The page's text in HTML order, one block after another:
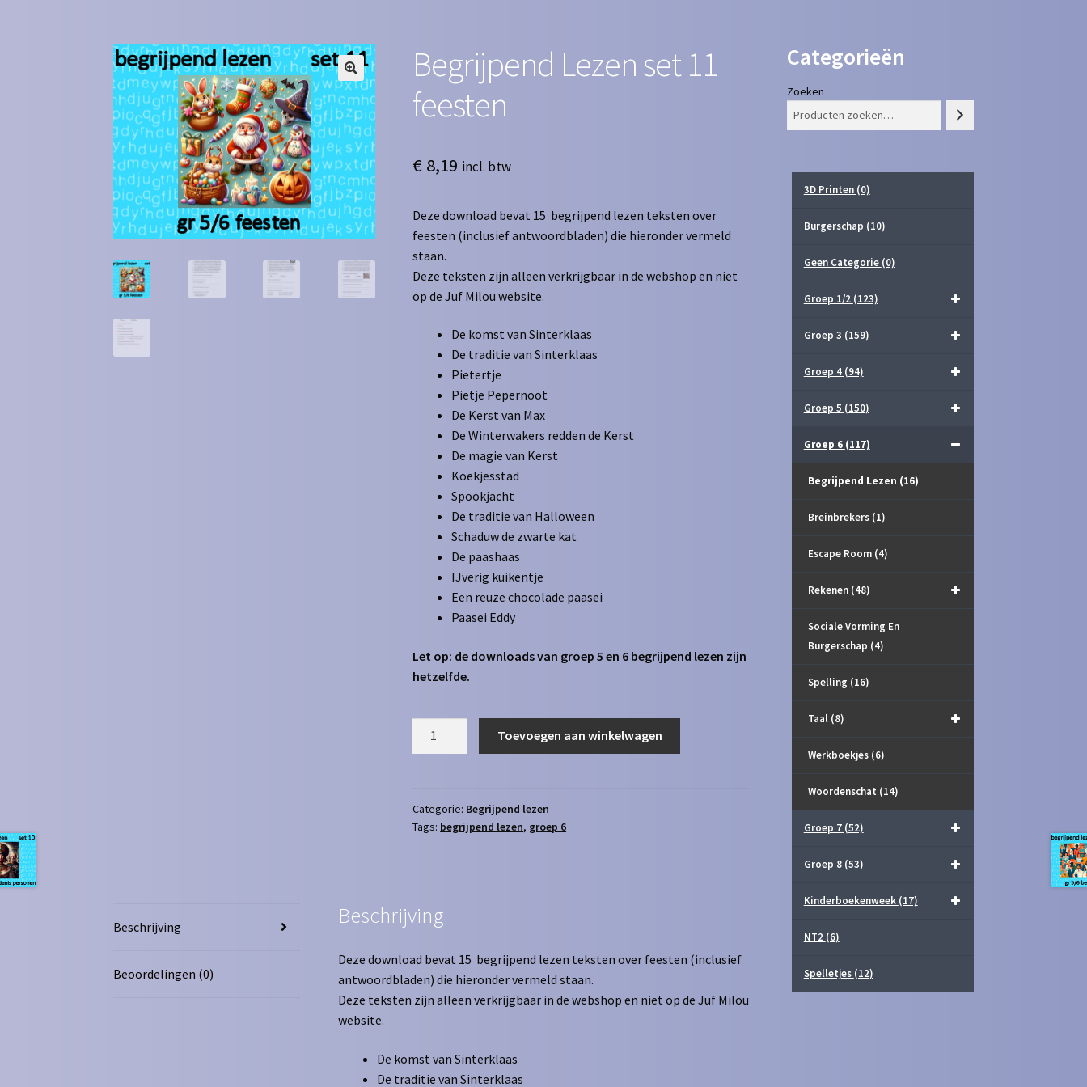
Begrijpend Lezen set 11
feesten
€ 8,19 incl. btw
Deze download bevat 15 begrijpend lezen teksten over
feesten (inclusief antwoordbladen) die hieronder vermeld
staan.
Deze teksten zijn alleen verkrijgbaar in de webshop en niet
op de Juf Milou website.
De komst van Sinterklaas
De traditie van Sinterklaas
Pietertje
Pietje Pepernoot
De Kerst van Max
De Winterwakers redden de Kerst
De magie van Kerst
Koekjesstad
Spookjacht
De traditie van Halloween
Schaduw de zwarte kat
De paashaas
IJverig kuikentje
Een reuze chocolade paasei
Paasei Eddy
Let op: de downloads van groep 5 en 6 begrijpend lezen zijn
hetzelfde.
feesten
aantal
Toevoegen aan winkelwagen
Categorie: Begrijpend lezen
Tags: begrijpend lezen, groep 6
Beschrijving
Beoordelingen (0)
Beschrijving
Deze download bevat 15 begrijpend lezen teksten over feesten (inclusief
antwoordbladen) die hieronder vermeld staan.
Deze teksten zijn alleen verkrijgbaar in de webshop en niet op de Juf Milou
website.
De komst van Sinterklaas
De traditie van Sinterklaas
Categorieën
Zoeken
3D Printen (0)
Burgerschap (10)
Geen Categorie (0)
Groep 1/2 (123)
Groep 3 (159)
Groep 4 (94)
Groep 5 (150)
Groep 6 (117)
Begrijpend Lezen (16)
Breinbrekers (1)
Escape Room (4)
Rekenen (48)
Sociale Vorming En
Burgerschap (4)
Spelling (16)
Taal (8)
Werkboekjes (6)
Woordenschat (14)
Groep 7 (52)
Groep 8 (53)
Kinderboekenweek (17)
NT2 (6)
Spelletjes (12)